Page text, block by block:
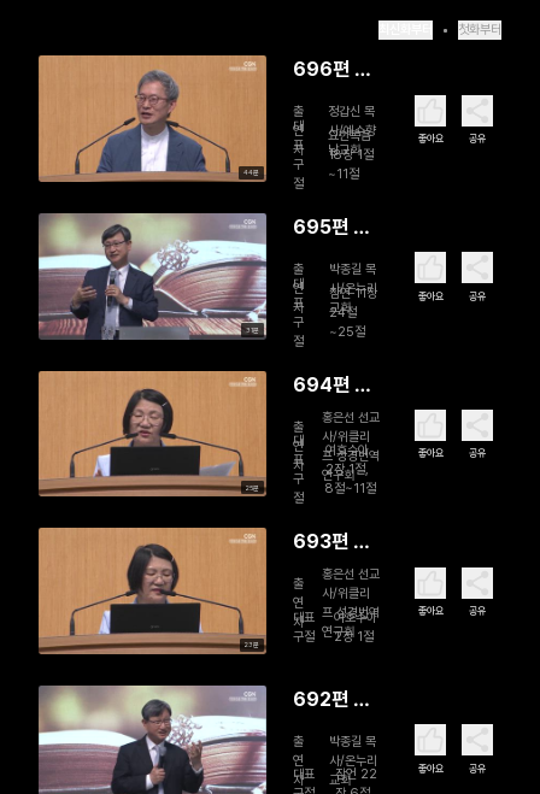
첫화부터
44분
696편 예
도, 우리의
기도
출
연
자
정갑신 목
사/예수향
남교회
대
표
구
절
요한복음
18장 1절
~11절
좋아요 공유
31분
695편 나
어라
출
연
자
박종길 목
사/온누리
교회
대
표
구
절
잠언 11장
24절
~25절
좋아요 공유
25분
694편 이
미 주심(2)
출
연
자
홍은선 선교
사/위클리
프 성경번역
연구회
대
표
구
절
여호수아
2장 1절,
8절~11절
좋아요 공유
23분
693편 이
미 주심(1)
출
연
자
홍은선 선교
사/위클리
프 성경번역
연구회
대표
구절
여호수아
2장 1절
좋아요 공유
692편 가
이다
출
연
자
박종길 목
사/온누리
교회
대표
잠언 22
좋아요 공유